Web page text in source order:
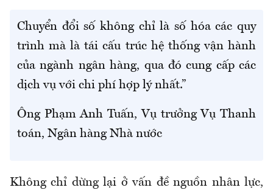
Chuyển đổi số không chỉ là số hóa các quy
trình mà là tái cấu trúc hệ thống vận hành
của ngành ngân hàng, qua đó cung cấp các
dịch vụ với chi phí hợp lý nhất.”
Ông Phạm Anh Tuấn, Vụ trưởng Vụ Thanh
toán, Ngân hàng Nhà nước
Không chỉ dừng lại ở vấn đề nguồn nhân lực,